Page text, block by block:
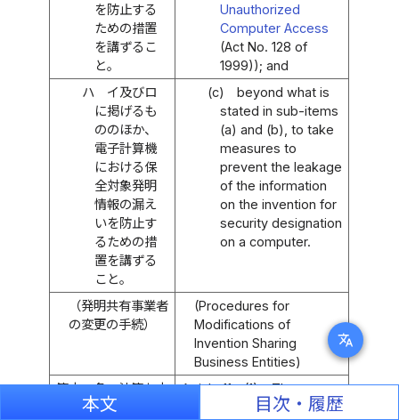
translate
を防止する
ための措置
を講ずるこ
と。
Unauthorized
Computer Access
(Act No. 128 of
1999)); and
ハ
イ及びロ
に掲げるも
ののほか、
電子計算機
における保
全対象発明
情報の漏え
いを防止す
るための措
置を講ずる
こと。
(c)
beyond what is
stated in sub-items
(a) and (b), to take
measures to
prevent the leakage
of the information
on the invention for
security designation
on a computer.
（発明共有事業者
の変更の手続）
(Procedures for
Modifications of
Invention Sharing
Business Entities)
第十一条
法第七十
六条第一項の規定
Article 11 (1)
The
application for
本文 目次・履歴